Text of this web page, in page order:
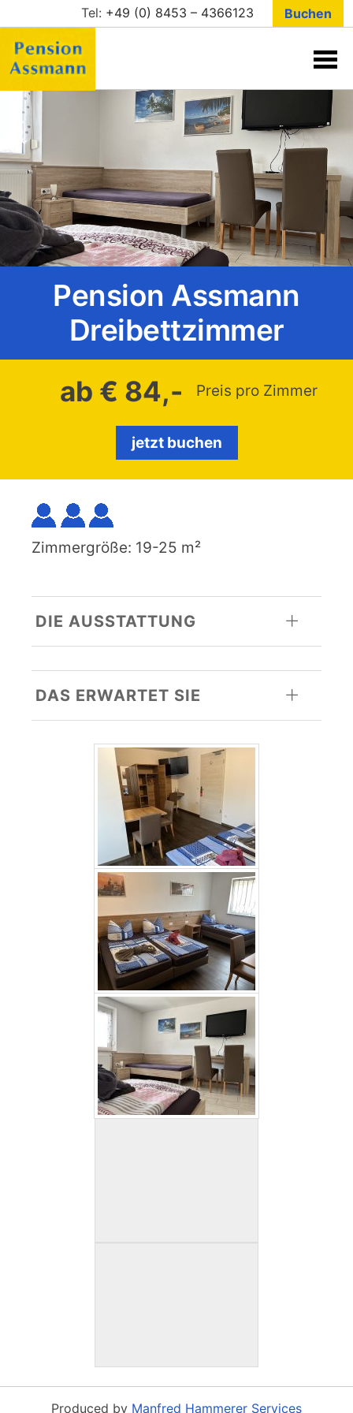
to
content
Tel: +49 (0) 8453 – 4366123 Buchen
Pension
Assmann
Übernachtung
A9 Ingolstadt
Pension Assmann
Dreibettzimmer
ab € 84,- Preis pro Zimmer
jetzt buchen
Zimmergröße: 19-25 m²
DIE AUSSTATTUNG
DAS ERWARTET SIE
Produced by Manfred Hammerer Services